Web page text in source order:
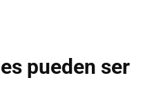
pueden ser